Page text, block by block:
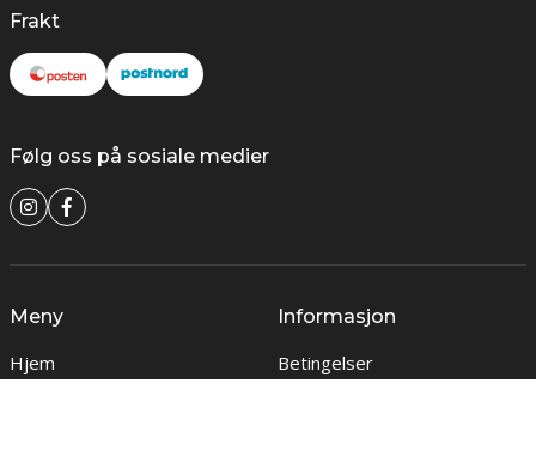
Frakt
Følg oss på sosiale medier
Meny
Hjem
Informasjon
Betingelser